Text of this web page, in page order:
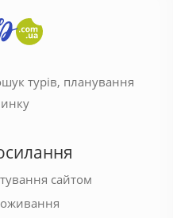
турів, планування
сайтом